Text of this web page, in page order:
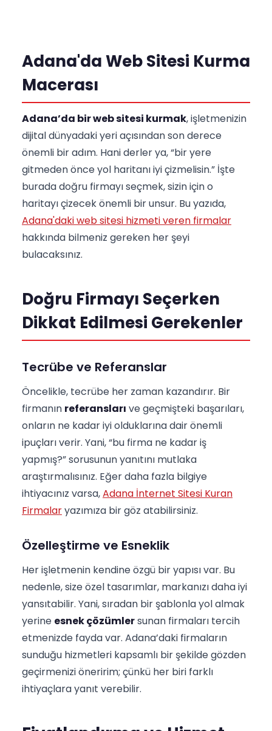
Adana'da Web Sitesi Kurma
Macerası
Adana’da bir web sitesi kurmak, işletmenizin
dijital dünyadaki yeri açısından son derece
önemli bir adım. Hani derler ya, “bir yere
gitmeden önce yol haritanı iyi çizmelisin.” İşte
burada doğru firmayı seçmek, sizin için o
haritayı çizecek önemli bir unsur. Bu yazıda,
Adana'daki web sitesi hizmeti veren firmalar
hakkında bilmeniz gereken her şeyi
bulacaksınız.
Doğru Firmayı Seçerken
Dikkat Edilmesi Gerekenler
Tecrübe ve Referanslar
Öncelikle, tecrübe her zaman kazandırır. Bir
firmanın referansları ve geçmişteki başarıları,
onların ne kadar iyi olduklarına dair önemli
ipuçları verir. Yani, “bu firma ne kadar iş
yapmış?” sorusunun yanıtını mutlaka
araştırmalısınız. Eğer daha fazla bilgiye
ihtiyacınız varsa,Adana İnternet Sitesi Kuran
Firmalaryazımıza bir göz atabilirsiniz.
Özelleştirme ve Esneklik
Her işletmenin kendine özgü bir yapısı var. Bu
nedenle, size özel tasarımlar, markanızı daha iyi
yansıtabilir. Yani, sıradan bir şablonla yol almak
yerine esnek çözümlersunan firmaları tercih
etmenizde fayda var. Adana’daki firmaların
sunduğu hizmetleri kapsamlı bir şekilde gözden
geçirmenizi öneririm; çünkü her biri farklı
ihtiyaçlara yanıt verebilir.